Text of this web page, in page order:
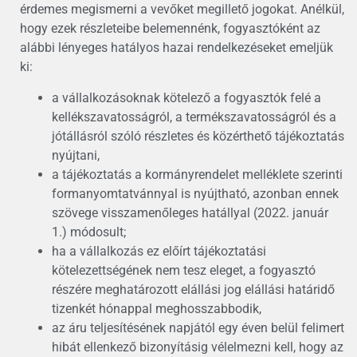
érdemes megismerni a vevőket megillető jogokat. Anélkül,
hogy ezek részleteibe belemennénk, fogyasztóként az
alábbi lényeges hatályos hazai rendelkezéseket emeljük
ki:
a vállalkozásoknak kötelező a fogyasztók felé a
kellékszavatosságról, a termékszavatosságról és a
jótállásról szóló részletes és közérthető tájékoztatás
nyújtani,
a tájékoztatás a kormányrendelet melléklete szerinti
formanyomtatvánnyal is nyújtható, azonban ennek
szövege visszamenőleges hatállyal (2022. január
1.) módosult;
ha a vállalkozás ez előírt tájékoztatási
kötelezettségének nem tesz eleget, a fogyasztó
részére meghatározott elállási jog elállási határidő
tizenkét hónappal meghosszabbodik,
az áru teljesítésének napjától egy éven belül felimert
hibát ellenkező bizonyításig vélelmezni kell, hogy az